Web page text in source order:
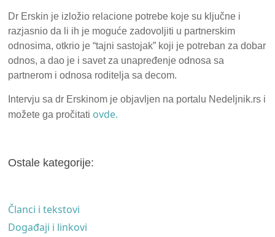
Dr Erskin je izložio relacione potrebe koje su ključne i
razjasnio da li ih je moguće zadovoljiti u partnerskim
odnosima, otkrio je “tajni sastojak” koji je potreban za dobar
odnos, a dao je i savet za unapređenje odnosa sa
partnerom i odnosa roditelja sa decom.
Intervju sa dr Erskinom je objavljen na portalu Nedeljnik.rs i
možete ga pročitati ovde.
Ostale kategorije:
Članci i tekstovi
Događaji i linkovi